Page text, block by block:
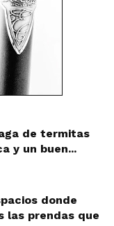
de termitas
y un buen...
donde
las prendas que